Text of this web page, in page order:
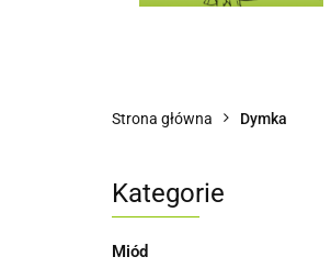
Strona główna Dymka
Kategorie
Miód